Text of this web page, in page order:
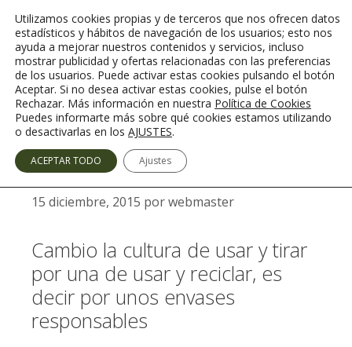
contenido
Menú
Envases Responsables
15 diciembre, 2015 porwebmaster
Cambio la cultura de usar y tirar
por una de usar y reciclar, es
decir por unos envases
responsables
Utilizamos cookies propias y de terceros que nos ofrecen datos
estadísticos y hábitos de navegación de los usuarios; esto nos
ayuda a mejorar nuestros contenidos y servicios, incluso
mostrar publicidad y ofertas relacionadas con las preferencias
de los usuarios. Puede activar estas cookies pulsando el botón
Aceptar. Si no desea activar estas cookies, pulse el botón
Rechazar. Más información en nuestra Política de Cookies
Puedes informarte más sobre qué cookies estamos utilizando
o desactivarlas en los AJUSTES.
ACEPTAR TODO Ajustes